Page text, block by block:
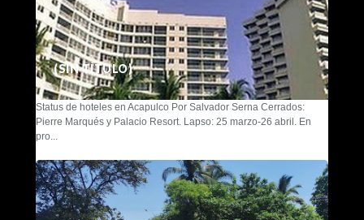
(SIN TÍTULO)
Status de hoteles en Acapulco Por Salvador Serna Cerrados:
Pierre Marqués y Palacio Resort. Lapso: 25 marzo-26 abril. En
pro...